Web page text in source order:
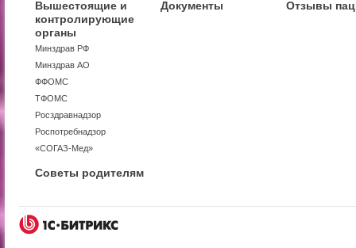
Вышестоящие и
контролирующие
органы
Минздрав РФ
Минздрав АО
ФФОМС
ТФОМС
Росздравнадзор
Роспотребнадзор
«СОГАЗ-Мед»
Документы Отзывы
Советы родителям